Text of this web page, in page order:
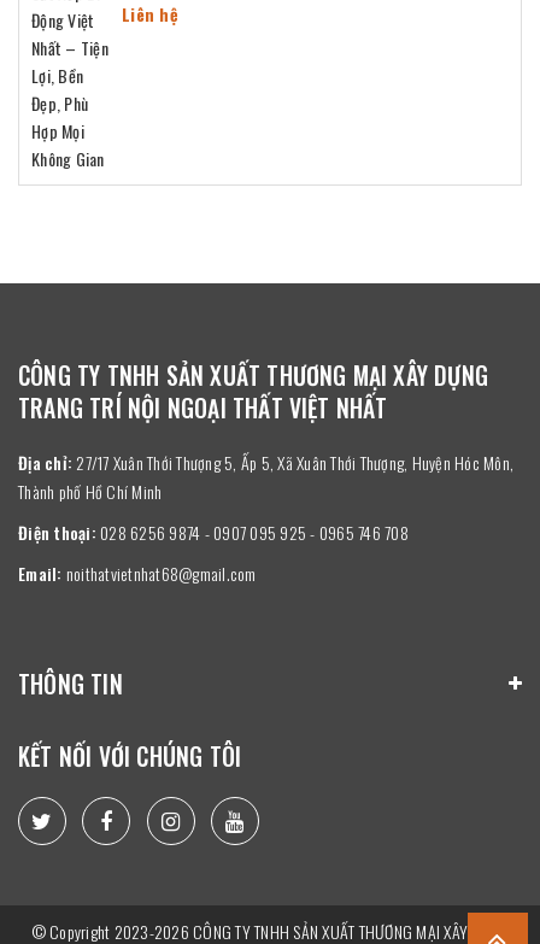
Liên hệ
CÔNG TY TNHH SẢN XUẤT THƯƠNG MẠI XÂY DỰNG
TRANG TRÍ NỘI NGOẠI THẤT VIỆT NHẤT
Địa chỉ: 27/17 Xuân Thới Thượng 5, Ấp 5, Xã Xuân Thới Thượng, Huyện Hóc Môn,
Thành phố Hồ Chí Minh
Điện thoại: 028 6256 9874 - 0907 095 925 - 0965 746 708
Email: noithatvietnhat68@gmail.com
THÔNG TIN
KẾT NỐI VỚI CHÚNG TÔI
© Copyright 2023-2026 CÔNG TY TNHH SẢN XUẤT THƯƠNG MẠI XÂY DỰNG